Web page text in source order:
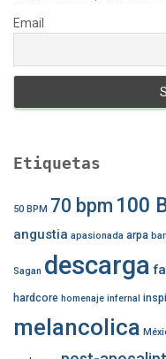
Email
Etiquetas
50 BPM 70 bpm 100
angustia apasionada arpa
Sagan descarga
hardcore homenaje infernal
melancolica